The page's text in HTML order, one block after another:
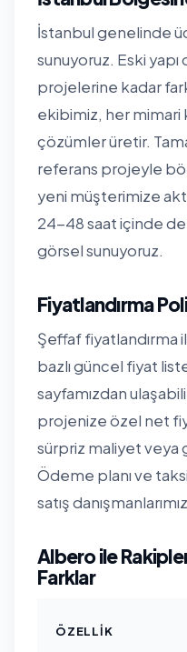
İstanbul genelinde
sunuyoruz. Eski
projelerine kadar
ekibimiz, her mimari
çözümler üretir.
referans projeyle
yeni müşterimize
24-48 saat içinde
görsel sunuyoruz.
Fiyatlandırma
Şeffaf fiyatlandırma
bazlı güncel fiyat
sayfamızdan
projenize özel net
sürpriz maliyet veya
Ödeme planı ve
satış
Albero ile
Farklar
ÖZELLIK